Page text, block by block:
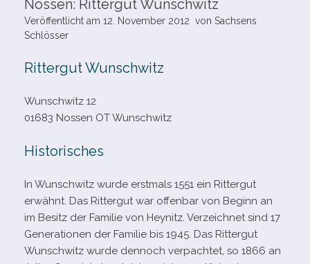
Nossen: Rittergut Wunschwitz
Veröffentlicht am 12. November 2012 von Sachsens
Schlösser
Rittergut Wunschwitz
Wunschwitz 12
01683 Nossen OT Wunschwitz
Historisches
In Wunschwitz wurde erst­mals 1551 ein Rittergut
erwähnt. Das Rittergut war offen­bar von Beginn an
im Besitz der Familie von Heynitz. Verzeichnet sind 17
Generationen der Familie bis 1945. Das Rittergut
Wunschwitz wurde den­noch ver­pach­tet, so 1866 an